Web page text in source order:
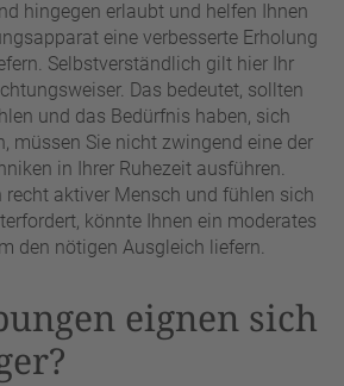
hingegen erlaubt und helfen Ihnen
eine verbesserte Erholung
Selbstverständlich gilt hier Ihr
Das bedeutet, sollten
und das Bedürfnis haben, sich
müssen Sie nicht zwingend eine der
in Ihrer Ruhezeit ausführen.
recht aktiver Mensch und fühlen sich
könnte Ihnen ein moderates
den nötigen Ausgleich liefern.
eignen sich